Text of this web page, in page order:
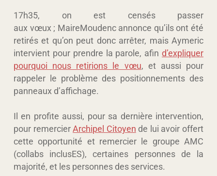
17h35, on est censés passer
aux vœux ; MaireMoudenc annonce qu’ils ont été
retirés et qu’on peut donc arrêter, mais Aymeric
intervient pour prendre la parole, afin d’expliquer
pourquoi nous retirions le vœu, et aussi pour
rappeler le problème des positionnements des
panneaux d’affichage.
Il en profite aussi, pour sa dernière intervention,
pour remercierArchipel Citoyen de lui avoir offert
cette opportunité et remercier le groupe AMC
(collabs inclusES), certaines personnes de la
majorité, et les personnes des services.